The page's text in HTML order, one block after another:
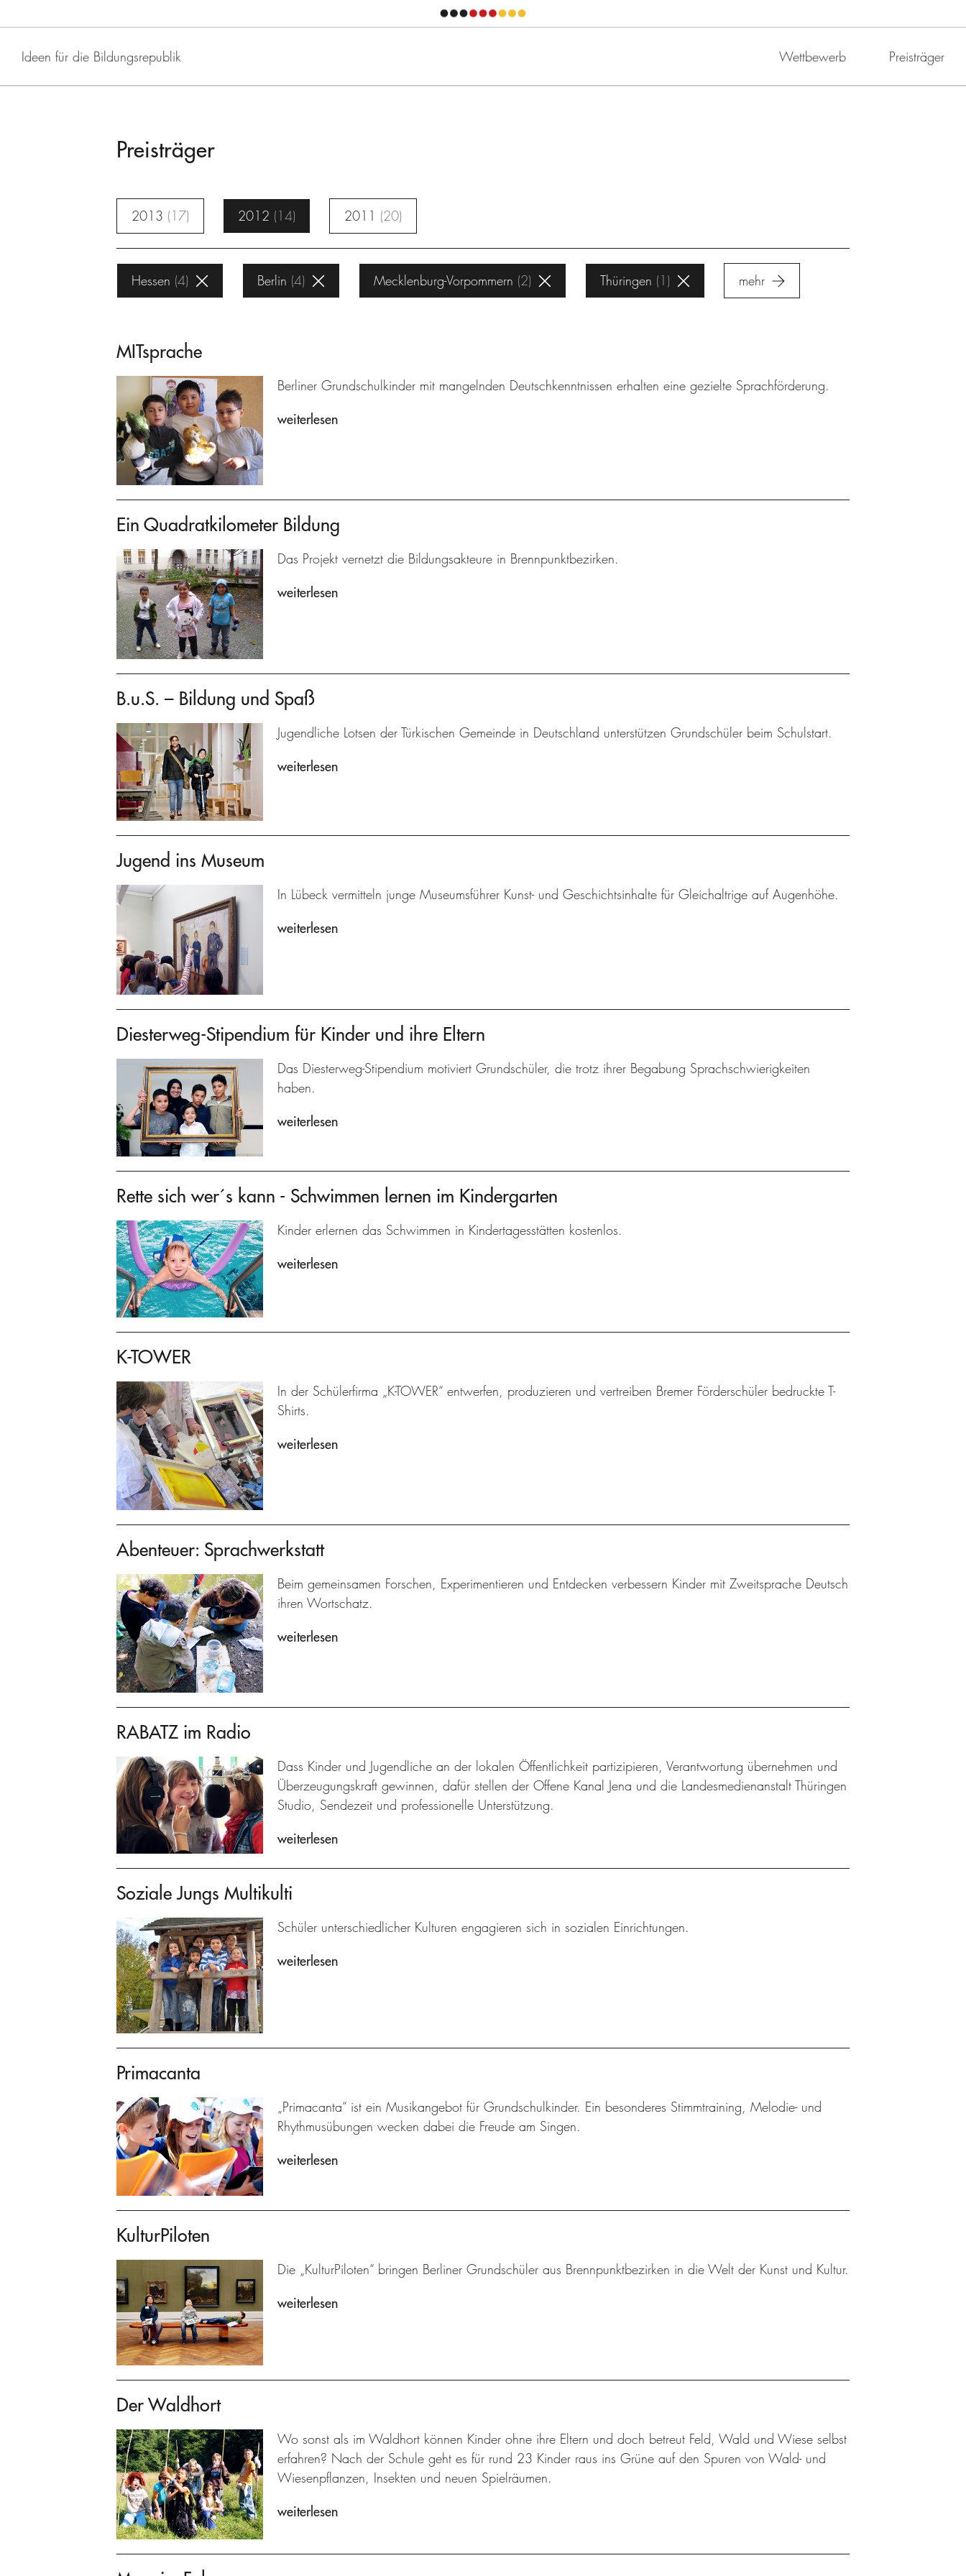
Ideen für die Bildungsrepublik Wettbewerb Preisträger
Preisträger
2013 17 2012 14 2011 20
Hessen 4 Berlin 4 Mecklenburg-Vorpommern 2 Thüringen 1 mehr
MITsprache
Berliner Grundschulkinder mit mangelnden Deutschkenntnissen erhalten eine gezielte Sprachförderung.
weiterlesen
Ein Quadratkilometer Bildung
Das Projekt vernetzt die Bildungsakteure in Brennpunktbezirken.
weiterlesen
B.u.S. – Bildung und Spaß
Jugendliche Lotsen der Türkischen Gemeinde in Deutschland unterstützen Grundschüler beim Schulstart.
weiterlesen
Jugend ins Museum
In Lübeck vermitteln junge Museumsführer Kunst- und Geschichtsinhalte für Gleichaltrige auf Augenhöhe.
weiterlesen
Diesterweg-Stipendium für Kinder und ihre Eltern
Das Diesterweg-Stipendium motiviert Grundschüler, die trotz ihrer Begabung Sprachschwierigkeiten
haben.
weiterlesen
Rette sich wer´s kann - Schwimmen lernen im Kindergarten
Kinder erlernen das Schwimmen in Kindertagesstätten kostenlos.
weiterlesen
K-TOWER
In der Schülerfirma „K-TOWER“ entwerfen, produzieren und vertreiben Bremer Förderschüler bedruckte T-
Shirts.
weiterlesen
Abenteuer: Sprachwerkstatt
Beim gemeinsamen Forschen, Experimentieren und Entdecken verbessern Kinder mit Zweitsprache Deutsch
ihren Wortschatz.
weiterlesen
RABATZ im Radio
Dass Kinder und Jugendliche an der lokalen Öffentlichkeit partizipieren, Verantwortung übernehmen und
Überzeugungskraft gewinnen, dafür stellen der Offene Kanal Jena und die Landesmedienanstalt Thüringen
Studio, Sendezeit und professionelle Unterstützung.
weiterlesen
Soziale Jungs Multikulti
Schüler unterschiedlicher Kulturen engagieren sich in sozialen Einrichtungen.
weiterlesen
Primacanta
„Primacanta“ ist ein Musikangebot für Grundschulkinder. Ein besonderes Stimmtraining, Melodie- und
Rhythmusübungen wecken dabei die Freude am Singen.
weiterlesen
KulturPiloten
Die „KulturPiloten“ bringen Berliner Grundschüler aus Brennpunktbezirken in die Welt der Kunst und Kultur.
weiterlesen
Der Waldhort
Wo sonst als im Waldhort können Kinder ohne ihre Eltern und doch betreut Feld, Wald und Wiese selbst
erfahren? Nach der Schule geht es für rund 23 Kinder raus ins Grüne auf den Spuren von Wald- und
Wiesenpflanzen, Insekten und neuen Spielräumen.
weiterlesen